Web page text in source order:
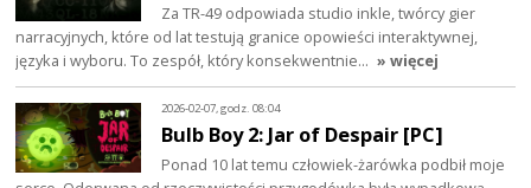
Za TR-49 odpowiada studio inkle, twórcy gier
narracyjnych, które od lat testują granice opowieści interaktywnej,
języka i wyboru. To zespół, który konsekwentnie… » więcej
2026-02-07, godz. 08:04
Bulb Boy 2: Jar of Despair [PC]
Ponad 10 lat temu człowiek-żarówka podbił moje